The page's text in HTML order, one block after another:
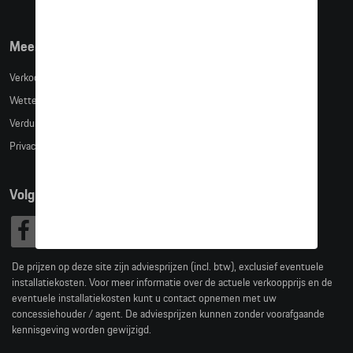
Meer info
Verkoopsvoorwaarden
Wettelijke bepalingen
Verduidelijking kledingmaten
Privacybeleid
Volg Ons
De prijzen op deze site zijn adviesprijzen (incl. btw), exclusief eventuele
installatiekosten. Voor meer informatie over de actuele verkoopprijs en de
eventuele installatiekosten kunt u contact opnemen met uw
concessiehouder / agent. De adviesprijzen kunnen zonder voorafgaande
kennisgeving worden gewijzigd.